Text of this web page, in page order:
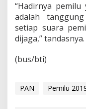
“Hadirnya
adalah
setiap suara
dijaga,” tandasnya.
(bus/bti)
PAN Pemilu